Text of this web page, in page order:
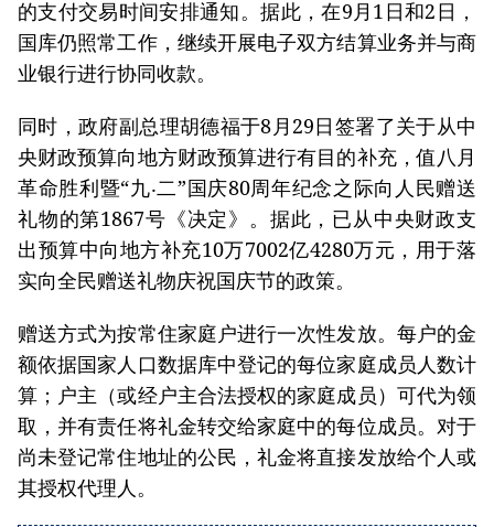
的支付交易时间安排通知。据此，在9月1日和2日，
国库仍照常工作，继续开展电子双方结算业务并与商
业银行进行协同收款。
同时，政府副总理胡德福于8月29日签署了关于从中
央财政预算向地方财政预算进行有目的补充，值八月
革命胜利暨“九‧二”国庆80周年纪念之际向人民赠送
礼物的第1867号《决定》。据此，已从中央财政支
出预算中向地方补充10万7002亿4280万元，用于落
实向全民赠送礼物庆祝国庆节的政策。
赠送方式为按常住家庭户进行一次性发放。每户的金
额依据国家人口数据库中登记的每位家庭成员人数计
算；户主（或经户主合法授权的家庭成员）可代为领
取，并有责任将礼金转交给家庭中的每位成员。对于
尚未登记常住地址的公民，礼金将直接发放给个人或
其授权代理人。